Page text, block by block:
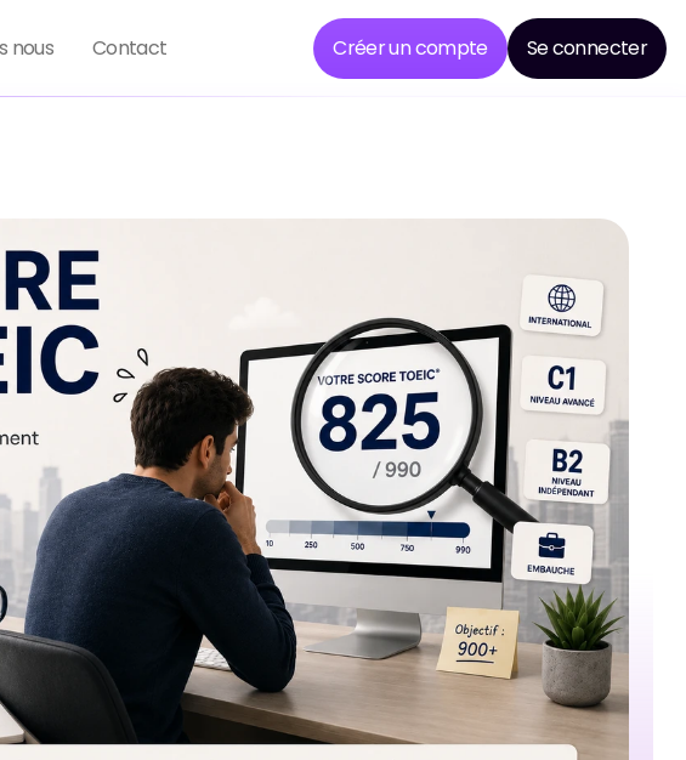
nous Contact Créer un compte Se connecter